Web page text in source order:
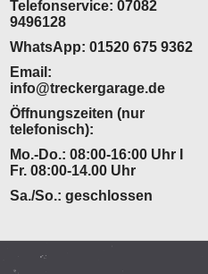
Telefonservice: 07082
9496128
WhatsApp: 01520 675 9362
Email:
info@treckergarage.de
Öffnungszeiten (nur
telefonisch):
Mo.-Do.: 08:00-16:00 Uhr I
Fr. 08:00-14.00 Uhr
Sa./So.: geschlossen